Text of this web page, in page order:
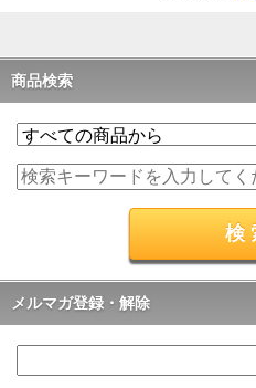
商品検索
メルマガ登録・解除